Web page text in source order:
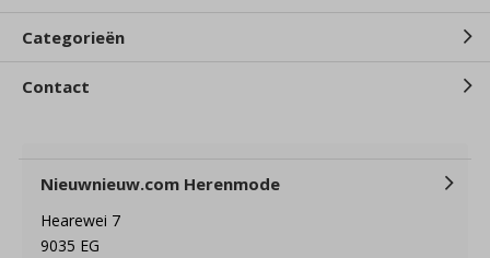
Categorieën
Contact
Nieuwnieuw.com Herenmode
Hearewei 7
9035 EG